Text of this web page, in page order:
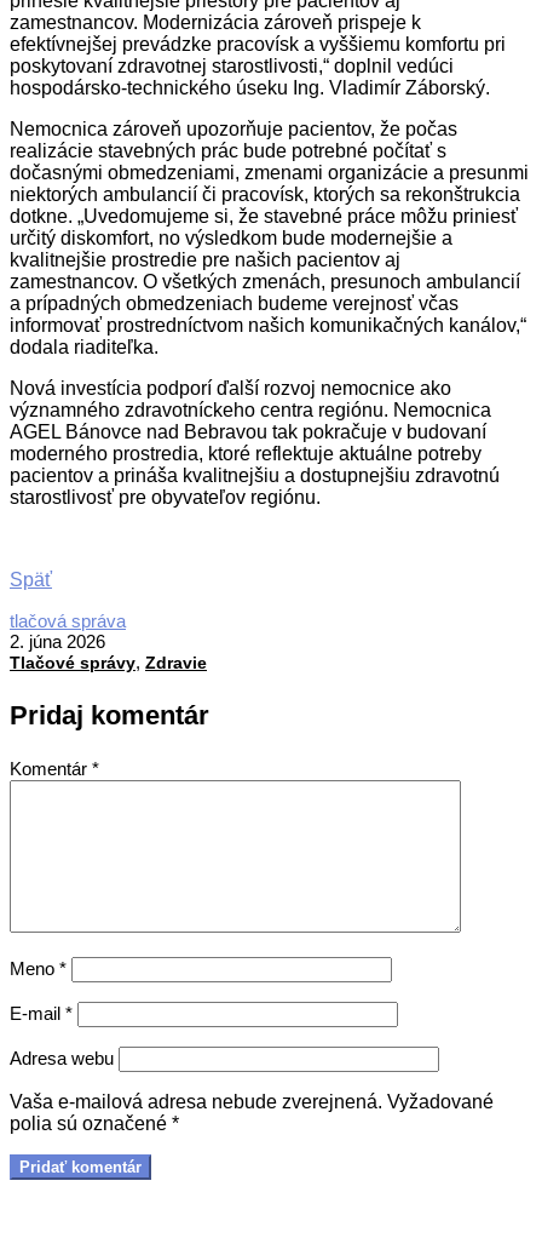
zamestnancov. Modernizácia zároveň prispeje k
efektívnejšej prevádzke pracovísk a vyššiemu komfortu pri
poskytovaní zdravotnej starostlivosti,“ doplnil vedúci
hospodársko-technického úseku Ing. Vladimír Záborský.
Nemocnica zároveň upozorňuje pacientov, že počas
realizácie stavebných prác bude potrebné počítať s
dočasnými obmedzeniami, zmenami organizácie a presunmi
niektorých ambulancií či pracovísk, ktorých sa rekonštrukcia
dotkne. „Uvedomujeme si, že stavebné práce môžu priniesť
určitý diskomfort, no výsledkom bude modernejšie a
kvalitnejšie prostredie pre našich pacientov aj
zamestnancov. O všetkých zmenách, presunoch ambulancií
a prípadných obmedzeniach budeme verejnosť včas
informovať prostredníctvom našich komunikačných kanálov,“
dodala riaditeľka.
Nová investícia podporí ďalší rozvoj nemocnice ako
významného zdravotníckeho centra regiónu. Nemocnica
AGEL Bánovce nad Bebravou tak pokračuje v budovaní
moderného prostredia, ktoré reflektuje aktuálne potreby
pacientov a prináša kvalitnejšiu a dostupnejšiu zdravotnú
starostlivosť pre obyvateľov regiónu.
Späť
2026-
06-
02
tlačová správa
2. júna 2026
Tlačové správy, Zdravie
Pridaj komentár
Komentár *
Meno *
E-mail *
Adresa webu
Vaša e-mailová adresa nebude zverejnená. Vyžadované
polia sú označené *